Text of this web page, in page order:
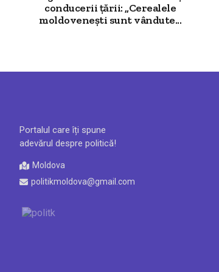
conducerii țării: „Cerealele
moldovenești sunt vândute...
Portalul care îți spune
adevărul despre politică!
Moldova
politikmoldova@gmail.com